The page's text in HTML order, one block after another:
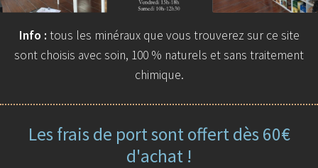
Info : tous les minéraux que vous trouverez sur ce site
sont choisis avec soin, 100 % naturels et sans traitement
chimique.
Les frais de port sont offert dès 60€
d'achat !